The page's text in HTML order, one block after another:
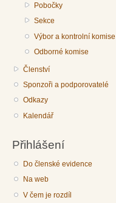
Pobočky
Sekce
Výbor a kontrolní komise
Odborné komise
Členství
Sponzoři a podporovatelé
Odkazy
Kalendář
Přihlášení
Do členské evidence
Na web
V čem je rozdíl